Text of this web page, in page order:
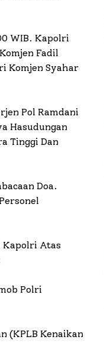
WIB. Kapolri
Fadil
Komjen Syahar
Pol Ramdani
Hasudungan
Tinggi Dan
Doa.
Kapolri Atas
Polri
(KPLB Kenaikan